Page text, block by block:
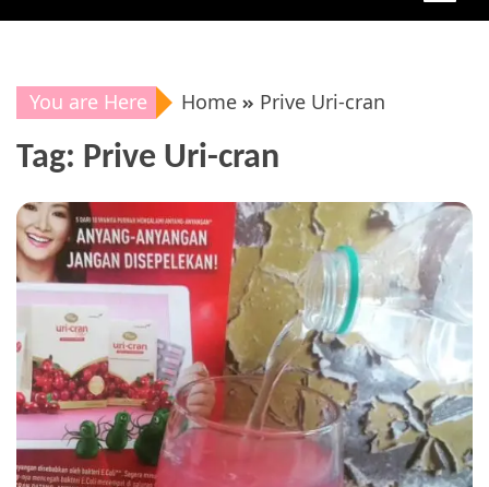
You are Here Home Prive Uri-cran
Tag: Prive Uri-cran